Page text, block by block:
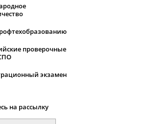
проверочные
экзамен
на рассылку